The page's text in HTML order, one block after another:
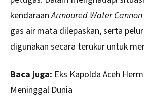
kendaraanArmoured Water Cannon
gas air mata dilepaskan, serta
digunakan secara terukur untuk
Baca juga: Eks Kapolda Aceh
Meninggal Dunia